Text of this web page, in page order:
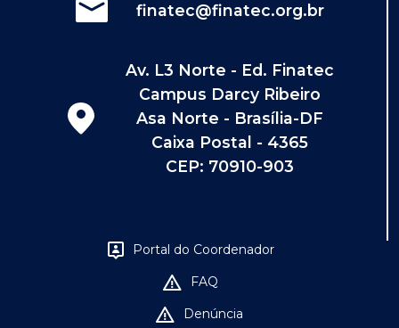
finatec@finatec.org.br
Av. L3 Norte - Ed. Finatec
Campus Darcy Ribeiro
Asa Norte - Brasília-DF
Caixa Postal - 4365
CEP: 70910-903
Portal do Coordenador
FAQ
Denúncia